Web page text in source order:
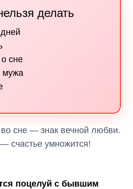
делать
сне
мужа
сне — знак вечной любви.
счастье умножится!
поцелуй с бывшим